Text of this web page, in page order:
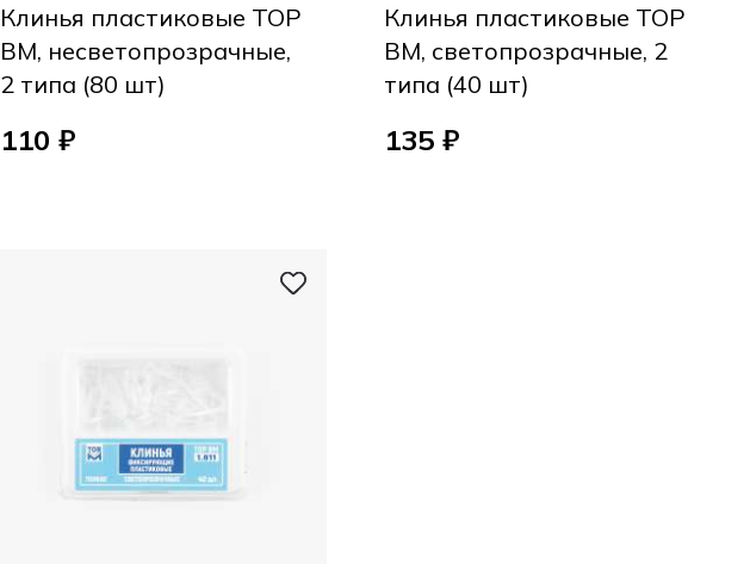
Клинья пластиковые ТОР
ВМ, несветопрозрачные,
2 типа (80 шт)
110 ₽
Клинья пластиковые ТОР
ВМ, светопрозрачные, 2
типа (40 шт)
135 ₽